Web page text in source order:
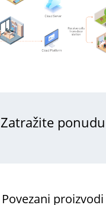
Zatražite ponudu
Povezani proizvodi